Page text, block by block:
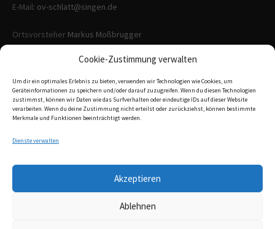
Cookie-Zustimmung verwalten
Um dir ein optimales Erlebnis zu bieten, verwenden wir Technologien wie Cookies, um
Geräteinformationen zu speichern und/oder darauf zuzugreifen. Wenn du diesen Technologien
zustimmst, können wir Daten wie das Surfverhalten oder eindeutige IDs auf dieser Website
verarbeiten. Wenn du deine Zustimmung nicht erteilst oder zurückziehst, können bestimmte
Merkmale und Funktionen beeinträchtigt werden.
Dienste verwalten
Akzeptieren
Ablehnen
E-Mail: ov-schlatt@singen.de
Ortsvorsteher Markus Moßbrugger
Polizei – 110
Feuerwehr – 112